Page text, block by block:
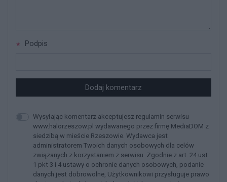
Podpis
Dodaj komentarz
Wysyłając komentarz akceptujesz regulamin serwisu
www.halorzeszow.pl wydawanego przez firmę MediaDOM z
siedzibą w mieście Rzeszowie. Wydawca jest
administratorem Twoich danych osobowych dla celów
związanych z korzystaniem z serwisu. Zgodnie z art. 24 ust.
1 pkt 3 i 4 ustawy o ochronie danych osobowych, podanie
danych jest dobrowolne, Użytkownikowi przysługuje prawo